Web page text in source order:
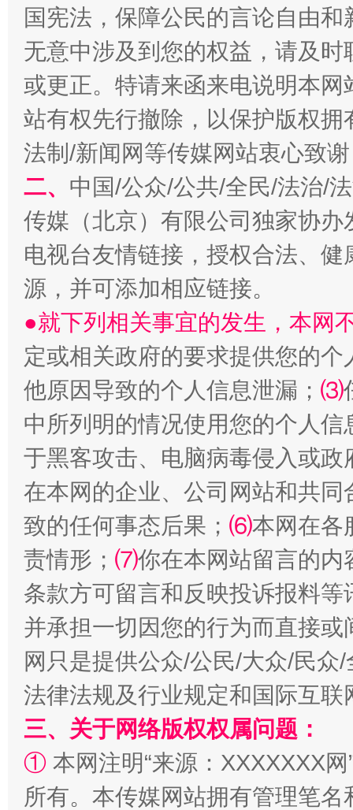
受贿1.44亿！段成刚被判无期 从幼
阿坝州三大球赛在茂县开幕 规模
国宪法，保障公民的言论自由
无意中涉及到您的权益，请及
或更正。特请来函来电说明本
站有权先行撤除，以保护版权
法制/新闻网等传媒网站衷心致
二、 中国/公众/公共/全民/法治/
传媒（北京）有限公司独家协
电视台友情链接，授权合法、
源，并可添加相应链接。
●就下列相关事宜的发生，本网
定或相关政府的要求提供您的个
他原因导致的个人信息泄漏； ⑶
中所列明的情况使用您的个人
于黑客攻击、电脑病毒侵入或
在本网的企业、公司网站和共
致的任何事态后果； ⑹本网在各
责情形； ⑺你在本网站留言的内
条款方可留言和反映投诉报料
并承担一切因您的行为而直接
网只是提供公众/公民/大众/民
法律法规及行业规定和国际互
三、关于网络版权权属问题：
① 本网注明“来源：XXXXXXX
所有。本传媒网站拥有管理笔